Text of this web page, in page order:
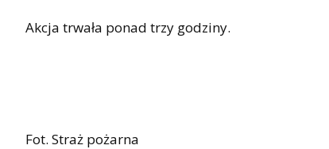
Akcja trwała ponad trzy godziny.
Fot. Straż pożarna